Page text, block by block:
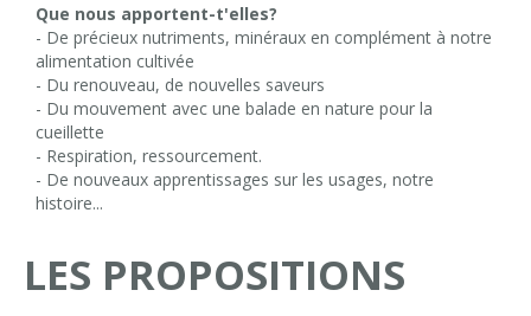
Que nous apportent-t'elles?
- De précieux nutriments, minéraux en complément à notre
alimentation cultivée
- Du renouveau, de nouvelles saveurs
- Du mouvement avec une balade en nature pour la
cueillette
- Respiration, ressourcement.
- De nouveaux apprentissages sur les usages, notre
histoire...
LES PROPOSITIONS